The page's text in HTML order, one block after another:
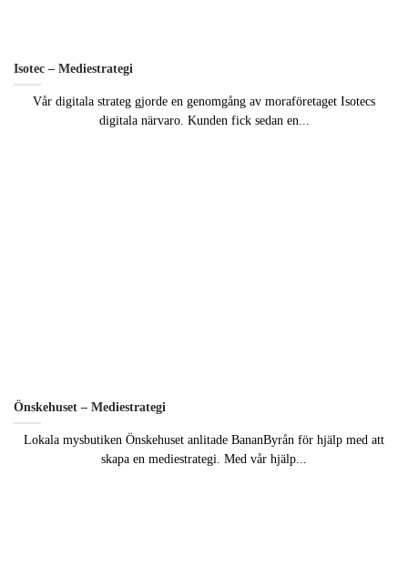
Isotec – Mediestrategi
Vår digitala strateg gjorde en genomgång av moraföretaget Isotecs
digitala närvaro. Kunden fick sedan en...
Önskehuset – Mediestrategi
Lokala mysbutiken Önskehuset anlitade BananByrån för hjälp med att
skapa en mediestrategi. Med vår hjälp...